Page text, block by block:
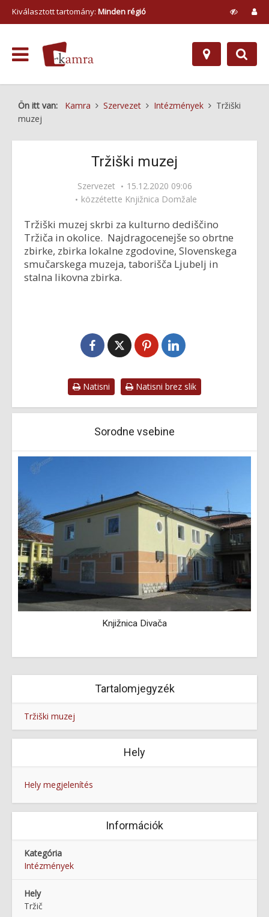
Kiválasztott tartomány: Minden régió
Ön itt van: Kamra Szervezet Intézmények
Tržiški
muzej
Tržiški muzej
Szervezet
15.12.2020 09:06
közzétette Knjižnica Domžale
Tržiški muzej skrbi za kulturno dediščino
Tržiča in okolice. Najdragocenejše so obrtne
zbirke, zbirka lokalne zgodovine, Slovenskega
smučarskega muzeja, taborišča Ljubelj in
stalna likovna zbirka.
Natisni Natisni brez slik
Sorodne vsebine
Knjižnica Divača
Tartalomjegyzék
Tržiški muzej
Hely
Hely megjelenítés
Információk
Kategória
Intézmények
Hely
Tržič